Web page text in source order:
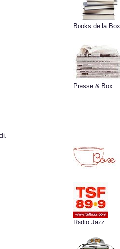
Books de la Box
Presse & Box
Radio Jazz